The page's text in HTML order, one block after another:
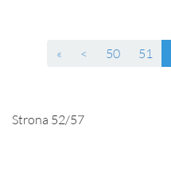
« < 50 51
Strona 52/57